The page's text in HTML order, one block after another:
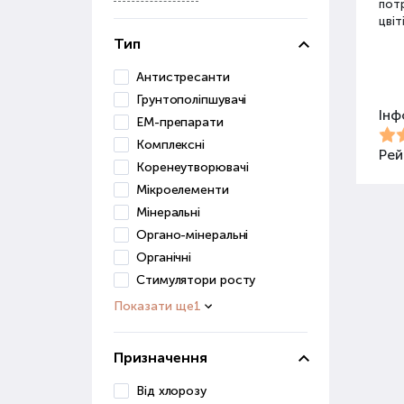
Тип
Антистресанти
Грунтополіпшувачі
ЕМ-препарати
Комплексні
Коренеутворювачі
Мікроелементи
Мінеральні
Органо-мінеральні
Органічні
Стимулятори росту
Показати ще1
Призначення
Від хлорозу
Для